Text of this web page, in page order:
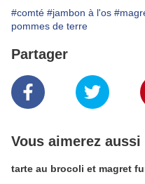
#comté #jambon à l'os
pommes de terre
Partager
Vous aimerez aussi
tarte au brocoli et magret